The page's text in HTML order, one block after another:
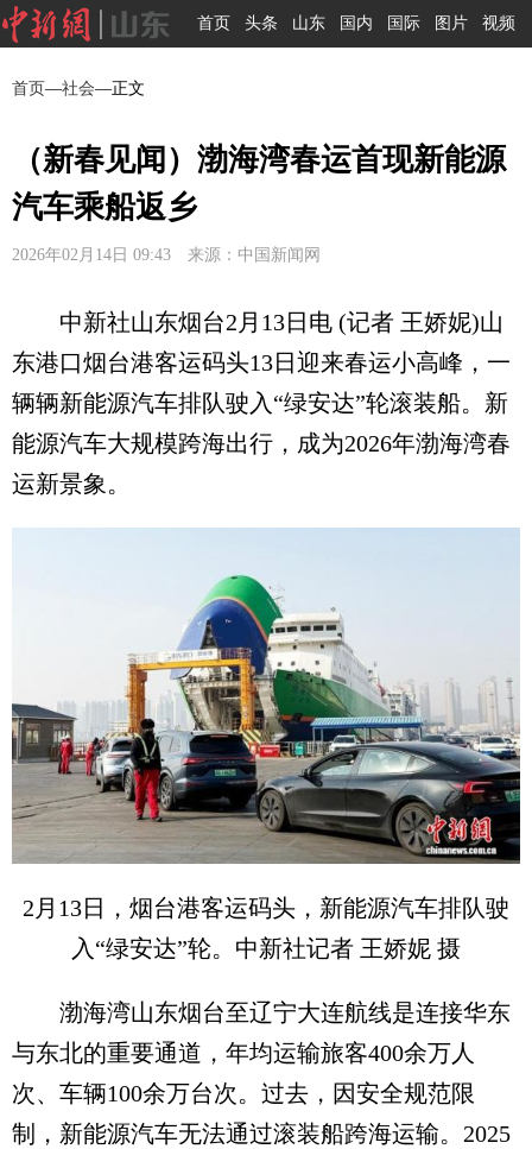
首页 头条 山东 国内 国际 图片 视频
首页—社会—正文
（新春见闻）渤海湾春运首现新能源
汽车乘船返乡
2026年02月14日 09:43 来源：中国新闻网
中新社山东烟台2月13日电 (记者 王娇妮)山
东港口烟台港客运码头13日迎来春运小高峰，一
辆辆新能源汽车排队驶入“绿安达”轮滚装船。新
能源汽车大规模跨海出行，成为2026年渤海湾春
运新景象。
2月13日，烟台港客运码头，新能源汽车排队驶
入“绿安达”轮。中新社记者 王娇妮 摄
渤海湾山东烟台至辽宁大连航线是连接华东
与东北的重要通道，年均运输旅客400余万人
次、车辆100余万台次。过去，因安全规范限
制，新能源汽车无法通过滚装船跨海运输。2025